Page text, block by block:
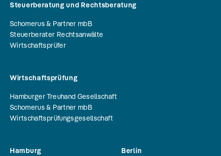
Steuerberatung und Rechtsberatung
Schomerus & Partner mbB
Steuerberater Rechtsanwälte
Wirtschaftsprüfer
Wirtschaftsprüfung
Hamburger Treuhand Gesellschaft
Schomerus & Partner mbB
Wirtschaftsprüfungsgesellschaft
Hamburg Berlin